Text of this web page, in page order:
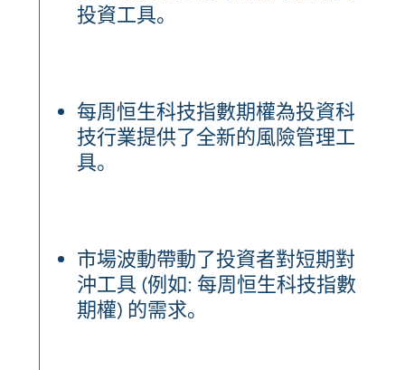
投資工具。
每周恒生科技指數期權為投資科
技行業提供了全新的風險管理工
具。
市場波動帶動了投資者對短期對
沖工具 (例如: 每周恒生科技指數
期權) 的需求。